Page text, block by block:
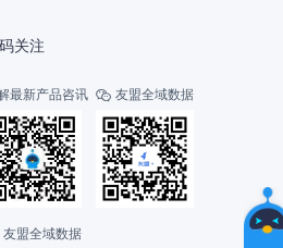
关注
最新产品咨讯  友盟全域数据
友盟全域数据
您
的